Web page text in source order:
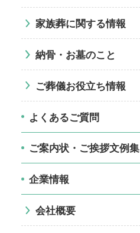
家族葬に関する情報
納骨・お墓のこと
ご葬儀お役立ち情報
よくあるご質問
ご案内状・ご挨拶文例集
企業情報
会社概要